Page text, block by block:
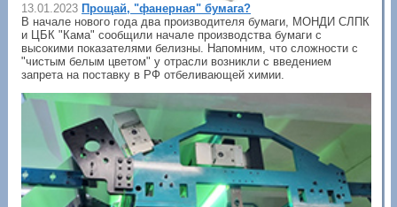
13.01.2023 Прощай, "фанерная" бумага?
В начале нового года два производителя бумаги, МОНДИ СЛПК
и ЦБК "Кама" сообщили начале производства бумаги с
высокими показателями белизны. Напомним, что сложности с
"чистым белым цветом" у отрасли возникли с введением
запрета на поставку в РФ отбеливающей химии.